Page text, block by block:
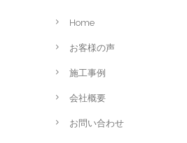
Home
お客様の声
施工事例
会社概要
お問い合わせ